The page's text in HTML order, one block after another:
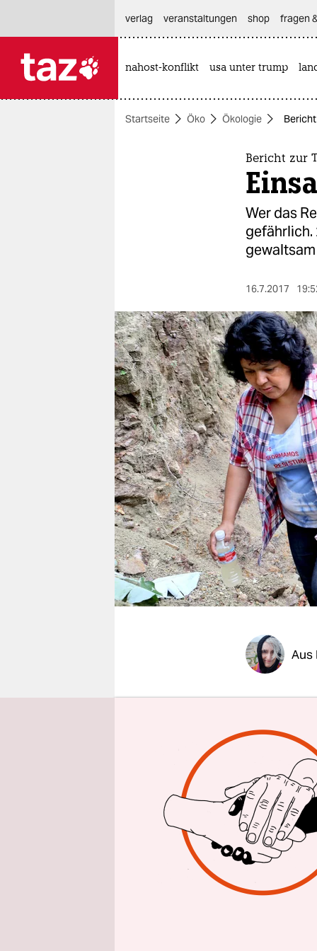
themen
berlin
nord
wahrheit
verlag
verlag
veranstaltungen
shop
fragen & hilfe
unterstützen
abo
genossenschaft
verlag
veranstaltungen shop fragen
nahost-konflikt usa unter trump
Startseite Öko Ökologie
Bericht zur
Wer das
16.7.2017
Aus
Nur
Medien.
und den
dafür
kämpft.
erschossen.
Aber es
weltweit